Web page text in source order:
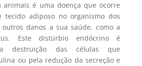
animais é uma doença que ocorre
tecido adiposo no organismo dos
danos a sua saúde, como a
Este distúrbio endócrino é
destruição das células que
ou pela redução da secreção e